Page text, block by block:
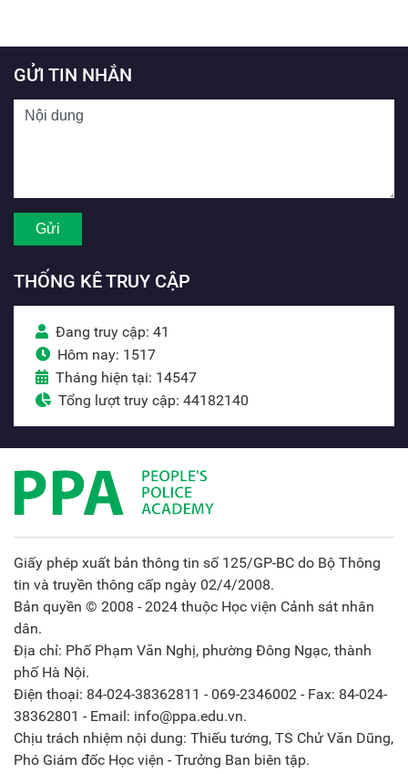
GỬI TIN NHẮN
THỐNG KÊ TRUY CẬP
Đang truy cập: 41
Hôm nay: 1517
Tháng hiện tại: 14547
Tổng lượt truy cập: 44182140
Giấy phép xuất bản thông tin số 125/GP-BC do Bộ Thông
tin và truyền thông cấp ngày 02/4/2008.
Bản quyền © 2008 - 2024 thuộc Học viện Cảnh sát nhân
dân.
Địa chỉ: Phố Phạm Văn Nghị, phường Đông Ngạc, thành
phố Hà Nội.
Điện thoại: 84-024-38362811 - 069-2346002 - Fax: 84-024-
38362801 - Email: info@ppa.edu.vn.
Chịu trách nhiệm nội dung: Thiếu tướng, TS Chử Văn Dũng,
Phó Giám đốc Học viện - Trưởng Ban biên tập.